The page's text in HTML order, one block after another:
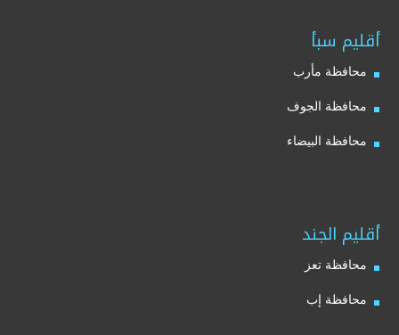
أقليم سبأ
محافظة مأرب
محافظة الجوف
محافظة البيضاء
أقليم الجند
محافظة تعز
محافظة إب